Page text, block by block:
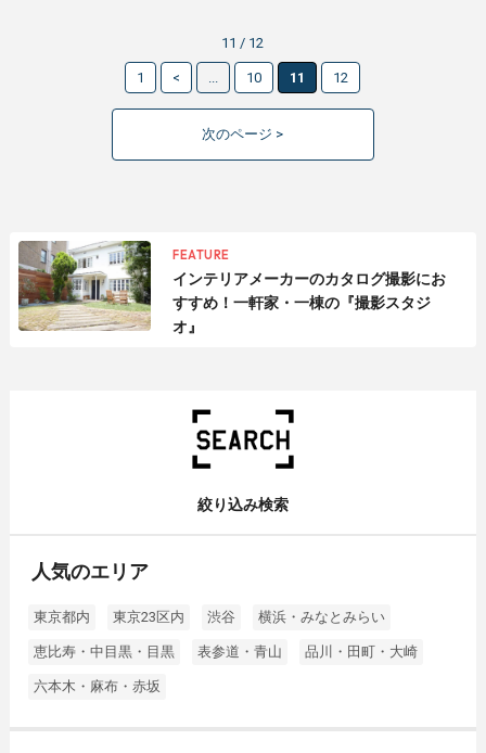
11 / 12
1 < ... 10 11 12
次のページ >
FEATURE
インテリアメーカーのカタログ撮影にお
すすめ！一軒家・一棟の『撮影スタジ
オ』
絞り込み検索
人気のエリア
東京都内 東京23区内 渋谷 横浜・みなとみらい
恵比寿・中目黒・目黒 表参道・青山 品川・田町・大崎
六本木・麻布・赤坂